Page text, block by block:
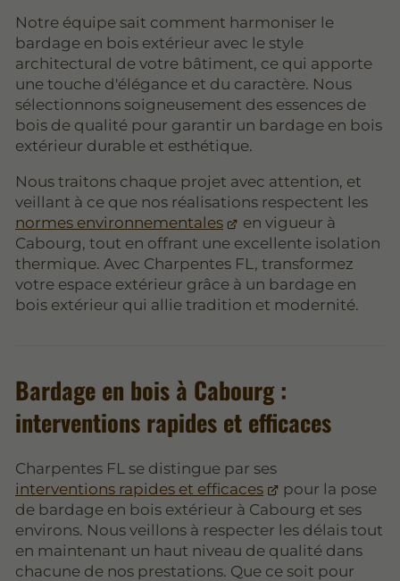
Notre équipe sait comment harmoniser le
bardage en bois extérieur avec le style
architectural de votre bâtiment, ce qui apporte
une touche d'élégance et du caractère. Nous
sélectionnons soigneusement des essences de
bois de qualité pour garantir un bardage en bois
extérieur durable et esthétique.
Nous traitons chaque projet avec attention, et
veillant à ce que nos réalisations respectent les
normes environnementales
en vigueur à
Cabourg, tout en offrant une excellente isolation
thermique. Avec Charpentes FL, transformez
votre espace extérieur grâce à un bardage en
bois extérieur qui allie tradition et modernité.
Bardage en bois à Cabourg :
interventions rapides et efficaces
Charpentes FL se distingue par ses
interventions rapides et efficaces
pour la pose
de bardage en bois extérieur à Cabourg et ses
environs. Nous veillons à respecter les délais tout
en maintenant un haut niveau de qualité dans
chacune de nos prestations. Que ce soit pour